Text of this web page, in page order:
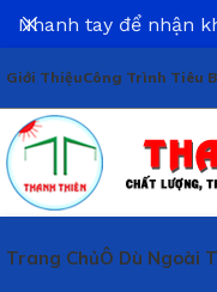
Giới ThiệuCông Trình Tiêu
Trang ChủÔ Dù Ngoài
Nhanh tay để nhận